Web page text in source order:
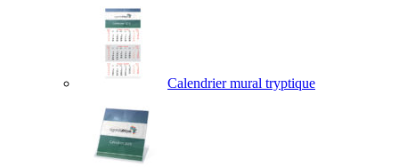
Calendrier mural tryptique